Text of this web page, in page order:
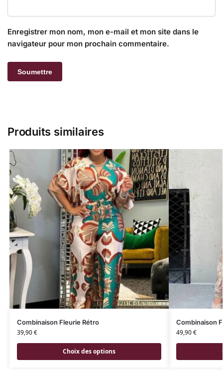
Enregistrer mon nom, mon e-mail et mon site dans le
navigateur pour mon prochain commentaire.
Produits similaires
Combinaison Fleurie Rétro
39,90€
Choix des options
Combinaison
49,90€